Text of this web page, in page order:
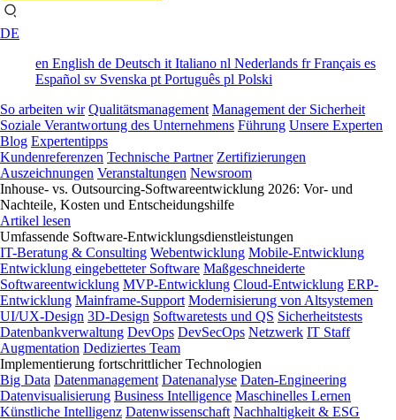
DE
en English de Deutsch it Italiano nl Nederlands frFrançais es
Español sv Svenska pt Português pl Polski
So arbeiten wir Qualitätsmanagement Management der Sicherheit
Soziale Verantwortung des Unternehmens Führung Unsere Experten
Blog Expertentipps
Kundenreferenzen Technische Partner Zertifizierungen
Auszeichnungen Veranstaltungen Newsroom
Inhouse- vs. Outsourcing-Softwareentwicklung 2026: Vor- und
Nachteile, Kosten und Entscheidungshilfe
Artikel lesen
Umfassende Software-Entwicklungsdienstleistungen
IT-Beratung & Consulting Webentwicklung Mobile-Entwicklung
Entwicklung eingebetteter Software Maßgeschneiderte
Softwareentwicklung MVP-Entwicklung Cloud-Entwicklung ERP-
Entwicklung Mainframe-Support Modernisierung von Altsystemen
UI/UX-Design 3D-Design Softwaretests und QS Sicherheitstests
Datenbankverwaltung DevOps DevSecOps Netzwerk IT Staff
Augmentation Dediziertes Team
Implementierung fortschrittlicher Technologien
Big Data Datenmanagement Datenanalyse Daten-Engineering
Datenvisualisierung Business Intelligence Maschinelles Lernen
Künstliche Intelligenz Datenwissenschaft Nachhaltigkeit & ESG